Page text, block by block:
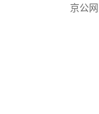
京公